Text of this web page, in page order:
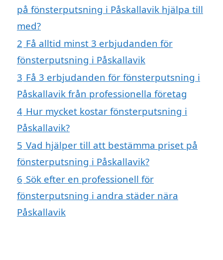
på fönsterputsning i Påskallavik hjälpa till
med?
2 Få alltid minst 3 erbjudanden för
fönsterputsning i Påskallavik
3 Få 3 erbjudanden för fönsterputsning i
Påskallavik från professionella företag
4 Hur mycket kostar fönsterputsning i
Påskallavik?
5 Vad hjälper till att bestämma priset på
fönsterputsning i Påskallavik?
6 Sök efter en professionell för
fönsterputsning i andra städer nära
Påskallavik